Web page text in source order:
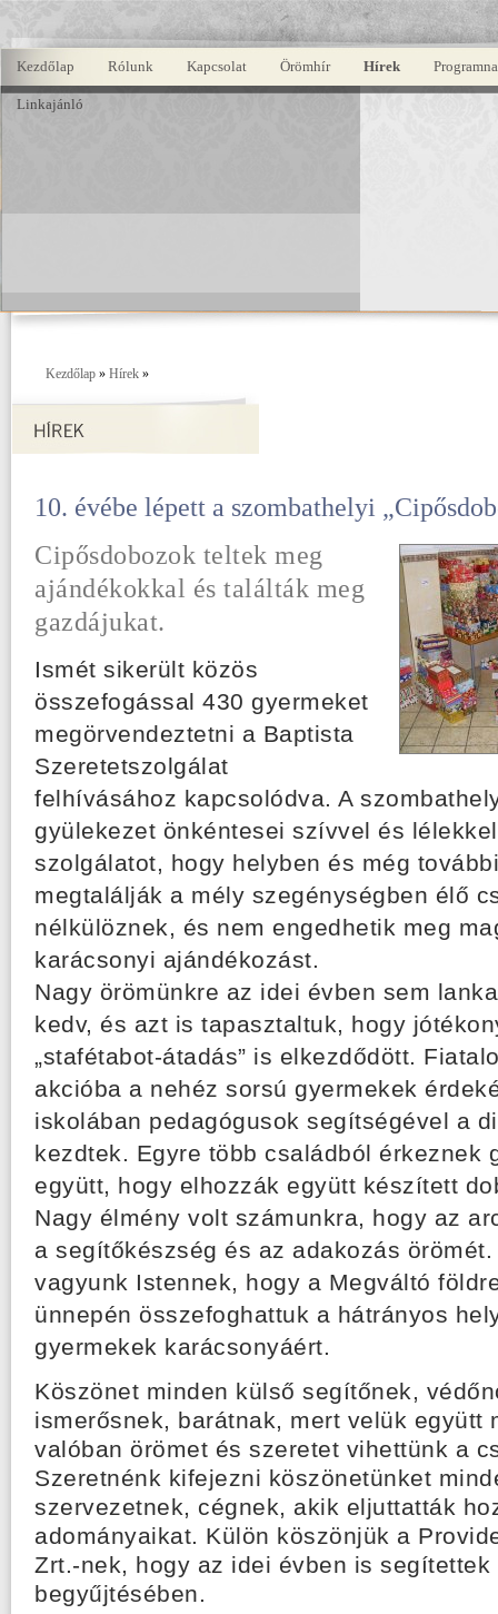
Kezdőlap Rólunk Kapcsolat Örömhír Hírek
Linkajánló
Kezdőlap » Hírek »
10. évébe lépett a szombathelyi
Cipősdobozok teltek meg
ajándékokkal és találták meg
gazdájukat.
Ismét sikerült közös
összefogással 430 gyermeket
megörvendeztetni a Baptista
Szeretetszolgálat
felhívásához kapcsolódva. A
gyülekezet önkéntesei szívvel és
szolgálatot, hogy helyben és még
megtalálják a mély szegénységben élő
nélkülöznek, és nem engedhetik meg
karácsonyi ajándékozást.
Nagy örömünkre az idei évben sem
kedv, és azt is tapasztaltuk, hogy
„stafétabot-átadás” is elkezdődött.
akcióba a nehéz sorsú gyermekek
iskolában pedagógusok segítségével a
kezdtek. Egyre több családból érkeznek
együtt, hogy elhozzák együtt készített
Nagy élmény volt számunkra, hogy az
a segítőkészség és az adakozás
vagyunk Istennek, hogy a Megváltó
ünnepén összefoghattuk a hátrányos
gyermekek karácsonyáért.
Köszönet minden külső segítőnek,
ismerősnek, barátnak, mert velük együtt
valóban örömet és szeretet vihettünk a
Szeretnénk kifejezni köszönetünket
szervezetnek, cégnek, akik eljuttatták
adományaikat. Külön köszönjük a
Zrt.-nek, hogy az idei évben is segítettek
begyűjtésében.